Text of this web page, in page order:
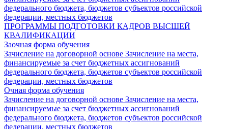
федерального бюджета, бюджетов субъектов российской
федерации, местных бюджетов
ПРОГРАММЫ ПОДГОТОВКИ КАДРОВ ВЫСШЕЙ
КВАЛИФИКАЦИИ
Заочная форма обучения
Зачисление на договорной основе Зачисление на места,
финансируемые за счет бюджетных ассигнований
федерального бюджета, бюджетов субъектов российской
федерации, местных бюджетов
Очная форма обучения
Зачисление на договорной основе Зачисление на места,
финансируемые за счет бюджетных ассигнований
федерального бюджета, бюджетов субъектов российской
федерации, местных бюджетов